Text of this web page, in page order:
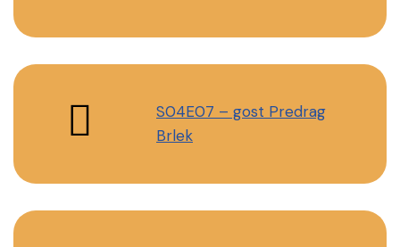
S04E07 – gost Predrag
Brlek